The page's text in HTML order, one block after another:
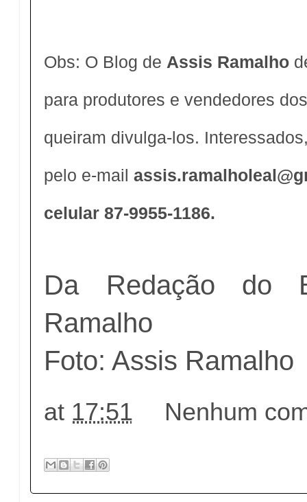
Obs: O Blog de Assis Ramalho
para produtores e vendedores
queiram divulga-los.
pelo e-mail
celular 87-9955-1186.
Da Redação do
Ramalho
Foto: Assis Ramalho
at 17:51 Nenhum